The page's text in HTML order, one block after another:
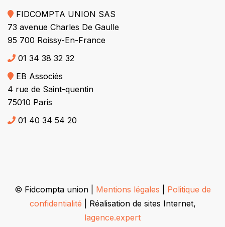
FIDCOMPTA UNION SAS
73 avenue Charles De Gaulle
95 700 Roissy-En-France
01 34 38 32 32
EB Associés
4 rue de Saint-quentin
75010 Paris
01 40 34 54 20
© Fidcompta union | Mentions légales
Politique de
confidentialité | Réalisation de sites Internet,
lagence.expert